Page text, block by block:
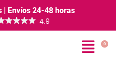
| Envíos 24-48 horas
0